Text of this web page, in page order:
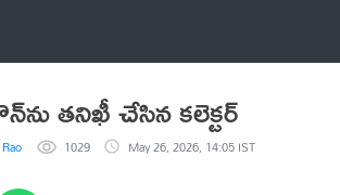
తనిఖీ చేసిన కలెక్టర్
1029 May 26, 2026, 14:05 IST